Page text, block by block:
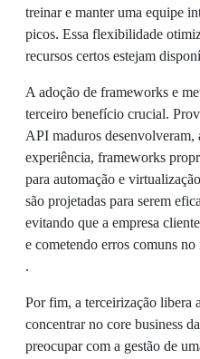
treinar e manter uma equipe
picos. Essa flexibilidade
recursos certos estejam
A adoção de frameworks e
terceiro benefício crucial.
API maduros desenvolveram,
experiência, frameworks
para automação e
são projetadas para serem
evitando que a empresa
e cometendo erros comuns
.
Por fim, a terceirização libera
concentrar no core business
preocupar com a gestão de